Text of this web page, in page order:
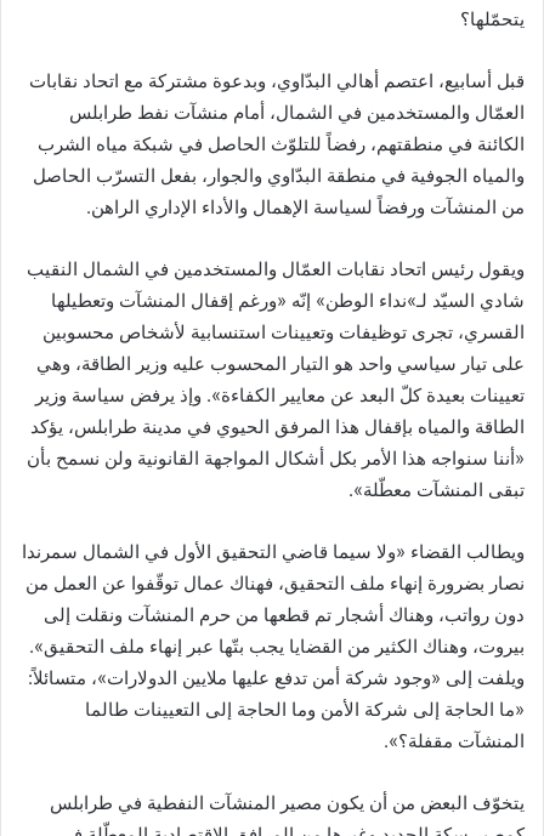
يتحمّلها؟
قبل أسابيع، اعتصم أهالي البدّاوي، وبدعوة مشتركة مع اتحاد نقابات
العمّال والمستخدمين في الشمال، أمام منشآت نفط طرابلس
الكائنة في منطقتهم، رفضاً للتلوّث الحاصل في شبكة مياه الشرب
والمياه الجوفية في منطقة البدّاوي والجوار، بفعل التسرّب الحاصل
من المنشآت ورفضاً لسياسة الإهمال والأداء الإداري الراهن.
ويقول رئيس اتحاد نقابات العمّال والمستخدمين في الشمال النقيب
شادي السيّد لـ»نداء الوطن» إنّه «ورغم إقفال المنشآت وتعطيلها
القسري، تجرى توظيفات وتعيينات استنسابية لأشخاص محسوبين
على تيار سياسي واحد هو التيار المحسوب عليه وزير الطاقة، وهي
تعيينات بعيدة كلّ البعد عن معايير الكفاءة». وإذ يرفض سياسة وزير
الطاقة والمياه بإقفال هذا المرفق الحيوي في مدينة طرابلس، يؤكد
«أننا سنواجه هذا الأمر بكل أشكال المواجهة القانونية ولن نسمح بأن
تبقى المنشآت معطّلة».
ويطالب القضاء «ولا سيما قاضي التحقيق الأول في الشمال سمرندا
نصار بضرورة إنهاء ملف التحقيق، فهناك عمال توقّفوا عن العمل من
دون رواتب، وهناك أشجار تم قطعها من حرم المنشآت ونقلت إلى
بيروت، وهناك الكثير من القضايا يجب بتّها عبر إنهاء ملف التحقيق».
ويلفت إلى «وجود شركة أمن تدفع عليها ملايين الدولارات»، متسائلاً:
«ما الحاجة إلى شركة الأمن وما الحاجة إلى التعيينات طالما
المنشآت مقفلة؟».
يتخوّف البعض من أن يكون مصير المنشآت النفطية في طرابلس